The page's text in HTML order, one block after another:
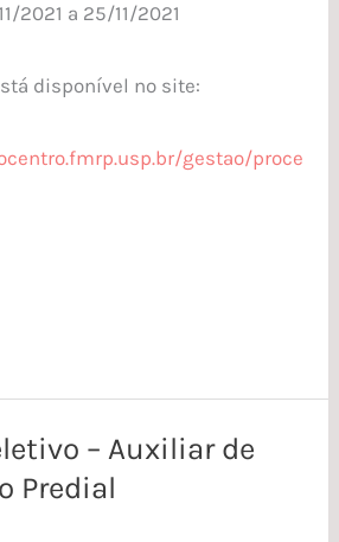
2021 a 25/11/2021
disponível no site:
gestao/proce
– Auxiliar de
Predial